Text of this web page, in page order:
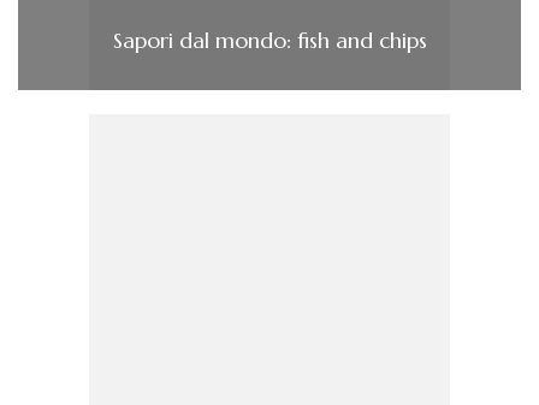
Sapori dal mondo: fish and chips